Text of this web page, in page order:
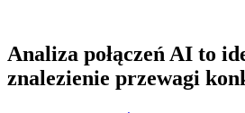
Analiza połączeń AI to
znalezienie przewagi